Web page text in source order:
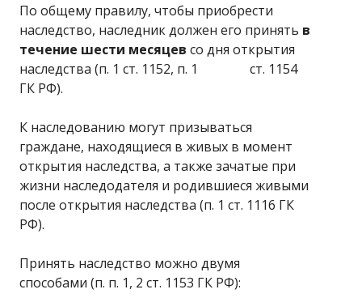
По общему правилу, чтобы приобрести
наследство, наследник должен его принять в
течение шести месяцев со дня открытия
наследства (п. 1 ст. 1152, п. 1 ст. 1154
ГК РФ).
К наследованию могут призываться
граждане, находящиеся в живых в момент
открытия наследства, а также зачатые при
жизни наследодателя и родившиеся живыми
после открытия наследства (п. 1 ст. 1116 ГК
РФ).
Принять наследство можно двумя
способами (п. п. 1, 2 ст. 1153 ГК РФ):